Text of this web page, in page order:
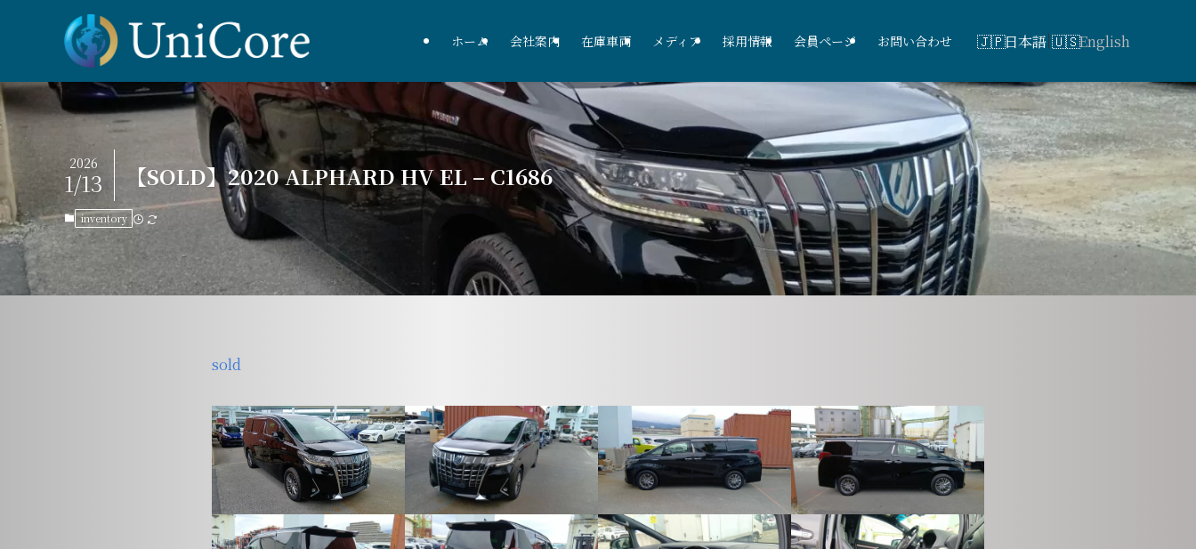
ホーム 会社案内 在庫車両 メディア 採用情報 会員ページ お問い合わせ English
日本語
【SOLD】2020 ALPHARD HV EL – C1686
2026
1/13
inventory
sold